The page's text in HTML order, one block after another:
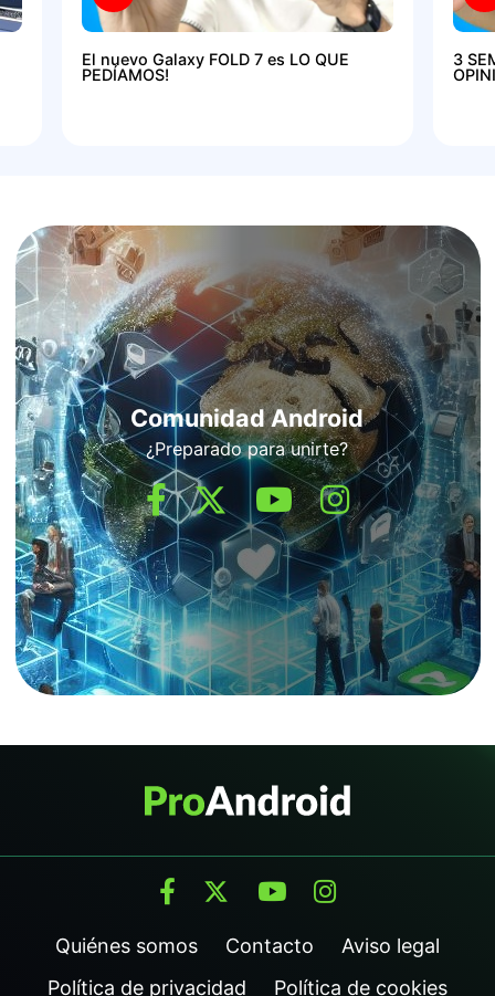
El nuevo Galaxy FOLD 7 es LO QUE
PEDÍAMOS!
3
Comunidad Android
¿Preparado para unirte?
Quiénes somos Contacto
Aviso legal
Política de privacidad
Política de cookies